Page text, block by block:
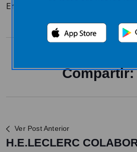
Enhorabuena! Que lo disfrutes!
Compartir:
Ver Post Anterior
H.E.LECLERC